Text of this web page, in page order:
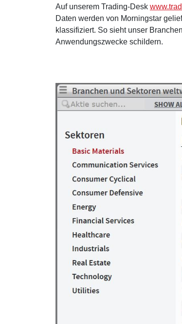
Auf unserem Trading-Desk
Daten werden von Morningstar
klassifiziert. So sieht unser
Anwendungszwecke schildern.